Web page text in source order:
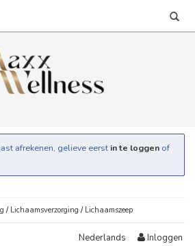
afrekenen, gelieve eerst in te loggen of
/ Lichaamsverzorging / Lichaamszeep
Nederlands Inloggen